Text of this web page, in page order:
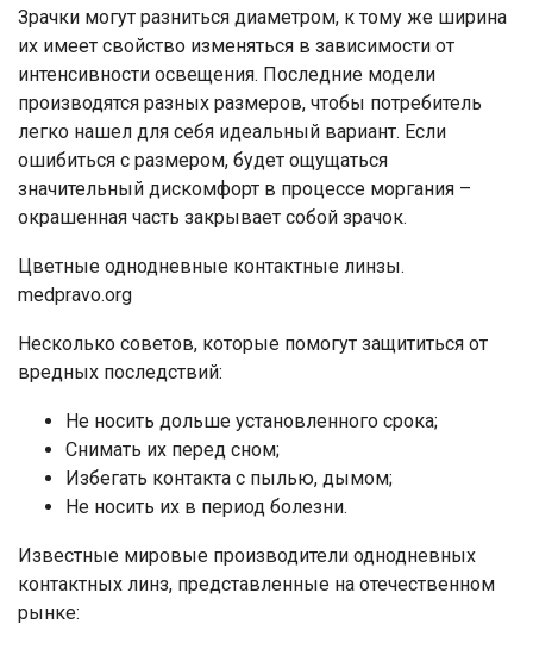
Зрачки могут разниться диаметром, к тому же ширина
их имеет свойство изменяться в зависимости от
интенсивности освещения. Последние модели
производятся разных размеров, чтобы потребитель
легко нашел для себя идеальный вариант. Если
ошибиться с размером, будет ощущаться
значительный дискомфорт в процессе моргания –
окрашенная часть закрывает собой зрачок.
Цветные однодневные контактные линзы.
medpravo.org
Несколько советов, которые помогут защититься от
вредных последствий:
Не носить дольше установленного срока;
Снимать их перед сном;
Избегать контакта с пылью, дымом;
Не носить их в период болезни.
Известные мировые производители однодневных
контактных линз, представленные на отечественном
рынке: